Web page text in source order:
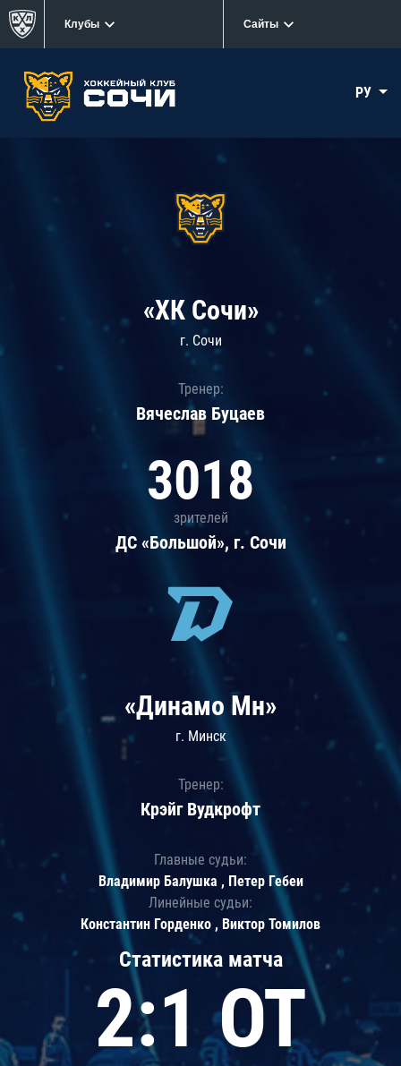
Клубы Сайты
РУ
«ХК Сочи»
г. Сочи
Тренер:
Вячеслав Буцаев
3018
зрителей
ДС «Большой», г. Сочи
Статистика матча
2:1 ОТ
«Динамо Мн»
г. Минск
Тренер:
Крэйг Вудкрофт
Главные судьи:
Владимир Балушка , Петер Гебеи
Линейные судьи:
Константин Горденко , Виктор Томилов